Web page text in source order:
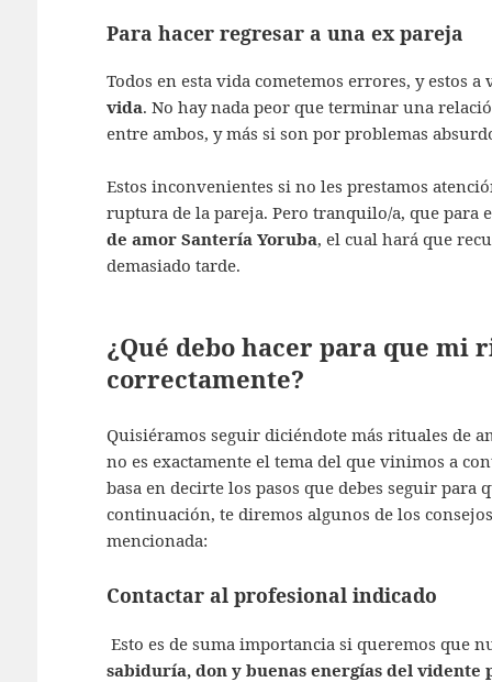
Para hacer regresar a una ex pareja
Todos en esta vida cometemos errores, y estos a
vida. No hay nada peor que terminar una
entre ambos, y más si son por problemas
Estos inconvenientes si no les prestamos
ruptura de la pareja. Pero tranquilo/a, que
de amor Santería Yoruba, el cual hará que
demasiado tarde.
¿Qué debo hacer para que mi
correctamente?
Quisiéramos seguir diciéndote más rituales de
no es exactamente el tema del que vinimos a
basa en decirte los pasos que debes seguir
continuación, te diremos algunos de los
mencionada:
Contactar al profesional indicado
Esto es de suma importancia si queremos que
sabiduría, don y buenas energías del vidente